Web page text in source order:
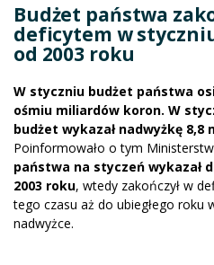
Budżet państwa
deficytem w
od 2003 roku
W styczniu budżet państwa
ośmiu miliardów koron. W
budżet wykazał nadwyżkę 8,8
Poinformowało o tym
państwa na styczeń wykazał
2003 roku, wtedy zakończył w
tego czasu aż do ubiegłego roku
nadwyżce.